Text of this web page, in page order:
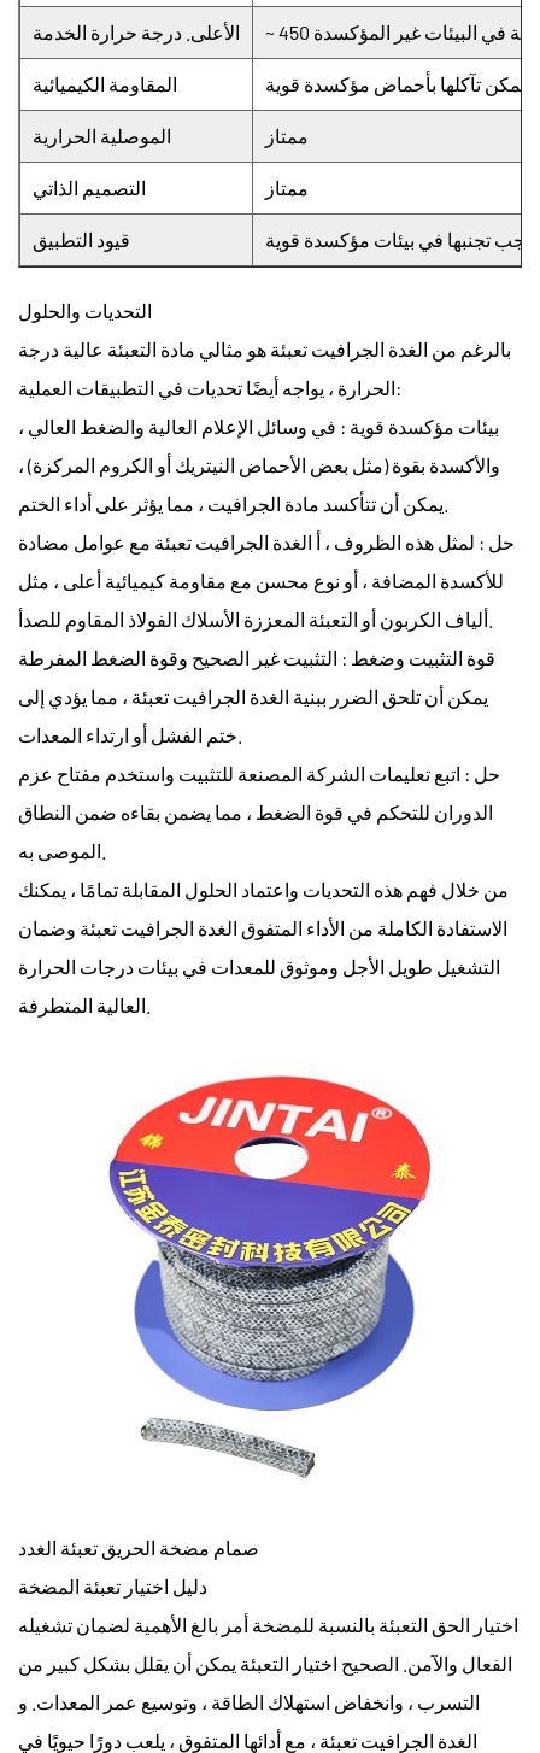
الأعلى. درجة حرارة الخدمة
المقاومة الكيميائية يمكن تآكلها بأحماض مؤكسدة قوية
الموصلية الحرارية ممتاز
التصميم الذاتي ممتاز
قيود التطبيق يجب تجنبها في بيئات مؤكسدة قوية
التحديات والحلول
بالرغم من الغدة الجرافيت تعبئة هو مثالي مادة التعبئة عالية درجة
الحرارة، يواجه أيضًا تحديات في التطبيقات العملية:
بيئات مؤكسدة قوية : في وسائل الإعلام العالية والضغط العالي ،
والأكسدة بقوة (مثل بعض الأحماض النيتريك أو الكروم المركزة) ،
حل : لمثل هذه الظروف ، أ الغدة الجرافيت تعبئة مع عوامل مضادة
للأكسدة المضافة ، أو نوع محسن مع مقاومة كيميائية أعلى ، مثل
قوة التثبيت وضغط : التثبيت غير الصحيح وقوة الضغط المفرطة
يمكن أن تلحق الضرر ببنية الغدة الجرافيت تعبئة ، مما يؤدي إلى
حل : اتبع تعليمات الشركة المصنعة للتثبيت واستخدم مفتاح عزم
الدوران للتحكم في قوة الضغط ، مما يضمن بقاءه ضمن النطاق
من خلال فهم هذه التحديات واعتماد الحلول المقابلة تمامًا ، يمكنك
الاستفادة الكاملة من الأداء المتفوق الغدة الجرافيت تعبئة وضمان
التشغيل طويل الأجل وموثوق للمعدات في بيئات درجات الحرارة
صمام مضخة الحريق تعبئة الغدد
دليل اختيار تعبئة المضخة
اختيار الحق التعبئة بالنسبة للمضخة أمر بالغ الأهمية لضمان تشغيله
الفعال والآمن. الصحيح اختيار التعبئة يمكن أن يقلل بشكل كبير من
التسرب ، وانخفاض استهلاك الطاقة ، وتوسيع عمر المعدات. و
الغدة الجرافيت تعبئة ، مع أدائها المتفوق ، يلعب دورًا حيويًا في